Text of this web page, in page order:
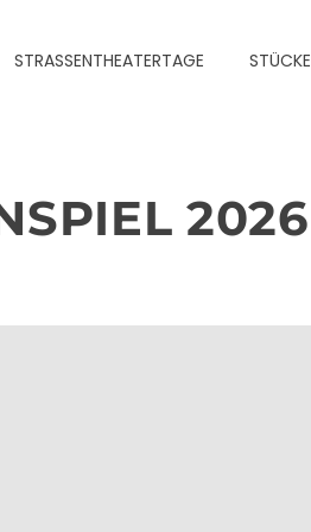
STRASSENTHEATERTAGE STÜCKE
2026